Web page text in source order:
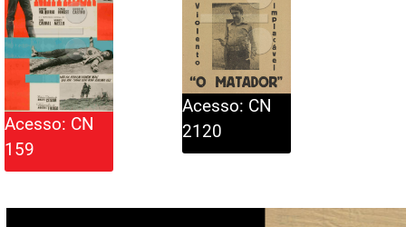
Acesso: CN
159
Acesso: CN
2120